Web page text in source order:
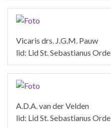
Vicaris drs. J.G.M. Pauw
lid: Lid St. Sebastianus Orde
A.D.A. van der Velden
lid: Lid St. Sebastianus Orde